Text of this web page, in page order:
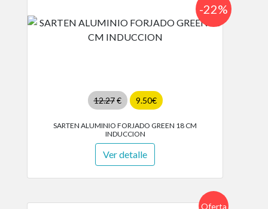
12.27€ 9.50€
-22%
SARTEN ALUMINIO FORJADO GREEN 18 CM
INDUCCION
Ver detalle
Oferta